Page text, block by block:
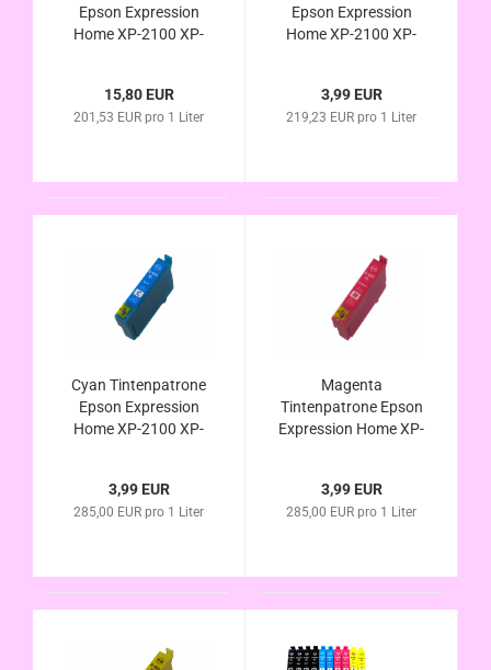
Epson Expression
Home XP-2100 XP-
15,80 EUR
201,53 EUR pro 1 Liter
Epson Expression
Home XP-2100 XP-
3,99 EUR
219,23 EUR pro 1 Liter
Cyan Tintenpatrone
Epson Expression
Home XP-2100 XP-
3,99 EUR
285,00 EUR pro 1 Liter
Magenta
Tintenpatrone Epson
Expression Home XP-
3,99 EUR
285,00 EUR pro 1 Liter